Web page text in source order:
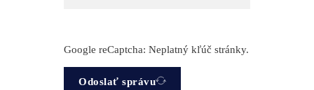
Google reCaptcha: Neplatný kľúč stránky.
Odoslať správu